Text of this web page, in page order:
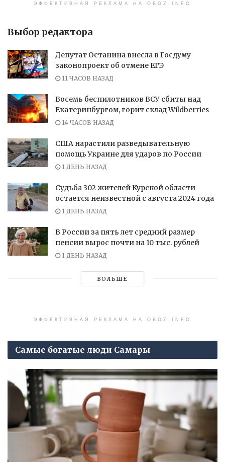
ЭФФЕКТИВНАЯ РЕКЛАМА НА OBOZ.INFO
Выбор редактора
Депутат Останина внесла в Госдуму
законопроект об отмене ЕГЭ
11 ЧАСОВ НАЗАД
Восемь беспилотников ВСУ сбиты над
Екатеринбургом, горит склад Wildberries
14 ЧАСОВ НАЗАД
США нарастили разведывательную
помощь Украине для ударов по России
1 ДЕНЬ НАЗАД
Судьба 302 жителей Курской области
остается неизвестной с августа 2024 года
1 ДЕНЬ НАЗАД
В России за пять лет средний размер
пенсии вырос почти на 10 тыс. рублей
1 ДЕНЬ НАЗАД
БОЛЬШЕ
ЭФФЕКТИВНАЯ РЕКЛАМА НА OBOZ.INFO
Самые богатые люди Самары